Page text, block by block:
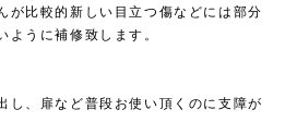
が比較的新しい目立つ傷などには部分
ように補修致します。
し、扉など普段お使い頂くのに支障が